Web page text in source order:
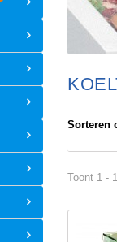
Sorteren
Toont 1 -